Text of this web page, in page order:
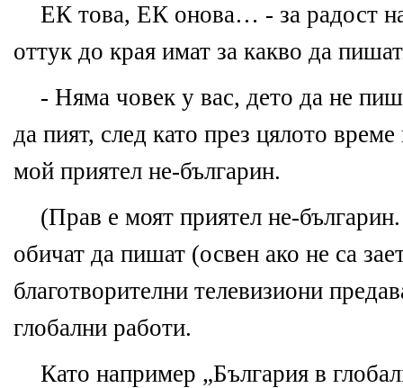
ЕК това, ЕК онова… - за радост
оттук до края имат за какво да
- Няма човек у вас, дето да не пиш
да пият, след като през цялото време
мой приятел не-българин.
(Прав е моят приятел не-
обичат да пишат (освен ако не са зае
благотворителни телевизиони пре
глобални работи.
Като например „България в